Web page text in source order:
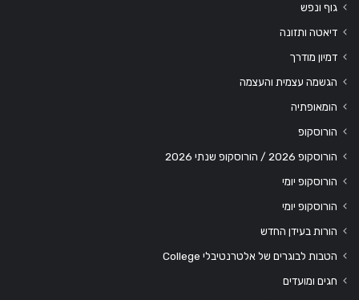
גוף ונפש
דיאטה ותזונה
דמיון מודרך
הגשמה עצמית והעצמה
הומאופתיה
הורוסקופ
הורוסקופ 2026 / הורוסקופ שנתי 2026
הורוסקופ יומי
הורוסקופ יומי
הורות בעידן החדש
הטבות לבוגרים של אלטרנטיבלי College
חגים ומועדים